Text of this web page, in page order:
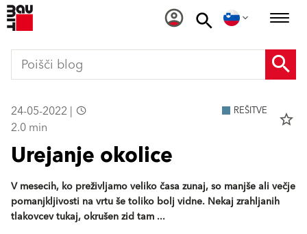
24-05-2022 |
2.0 min
REŠITVE
star_border
Urejanje okolice
V mesecih, ko preživljamo veliko časa zunaj, so manjše ali večje
pomanjkljivosti na vrtu še toliko bolj vidne. Nekaj zrahljanih
tlakovcev tukaj, okrušen zid tam ...